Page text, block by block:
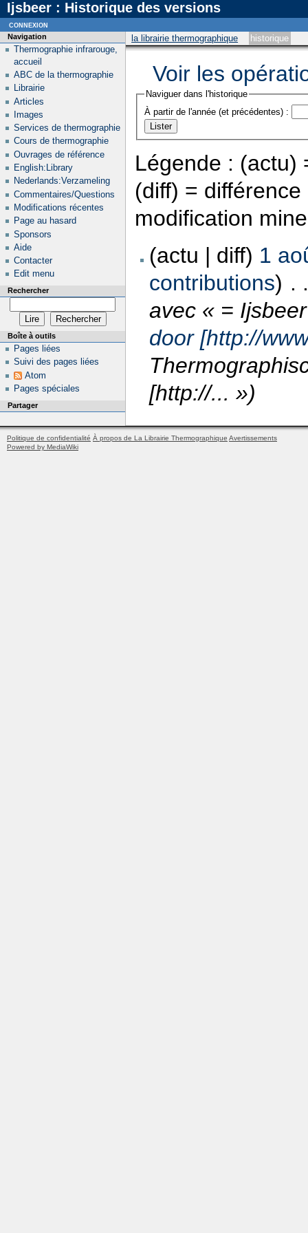
Ijsbeer : Historique des versions
la librairie thermographique historique
Voir les
Naviguer dans l'historique
À partir de l'année (et précédentes) :
Légende : (actu)
(diff) =
modification
(actu | diff) 1
contributions) .
avec « =
door [http://
[http://... »)
Navigation
Thermographie infrarouge,
accueil
ABC de la thermographie
Librairie
Articles
Images
Services de thermographie
Cours de thermographie
Ouvrages de référence
English:Library
Nederlands:Verzameling
Commentaires/Questions
Modifications récentes
Page au hasard
Sponsors
Aide
Contacter
Edit menu
Rechercher
Boîte à outils
Pages liées
Suivi des pages liées
Atom
Pages spéciales
Partager
connexion
Politique de confidentialité À propos de La Librairie Thermographique Avertissements
Powered by MediaWiki